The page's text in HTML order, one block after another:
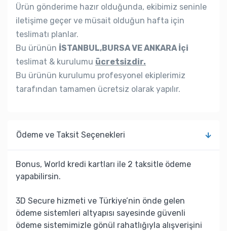
Ürün gönderime hazır olduğunda, ekibimiz seninle
iletişime geçer ve müsait olduğun hafta için
teslimatı planlar.
Bu ürünün İSTANBUL,BURSA VE ANKARA İçi
teslimat & kurulumu ücretsizdir.
Bu ürünün kurulumu profesyonel ekiplerimiz
tarafından tamamen ücretsiz olarak yapılır.
Ödeme ve Taksit Seçenekleri
Bonus, World kredi kartları ile 2 taksitle ödeme
yapabilirsin.
3D Secure hizmeti ve Türkiye’nin önde gelen
ödeme sistemleri altyapısı sayesinde güvenli
ödeme sistemimizle gönül rahatlığıyla alışverişini